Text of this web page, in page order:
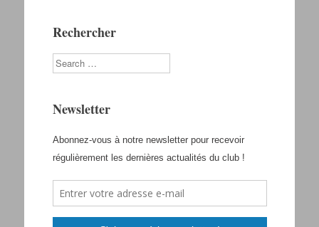
Rechercher
Search
Newsletter